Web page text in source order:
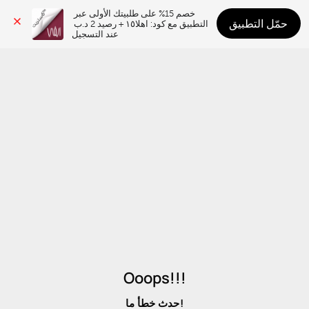
عند التسجيل
حمّل التطبيق
Ooops!!!
حدث خطأ ما!